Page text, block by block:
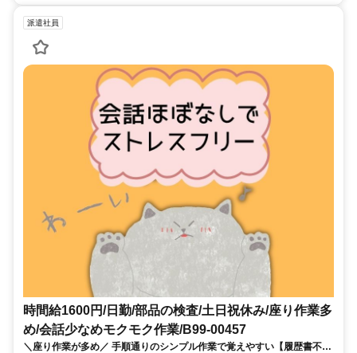
派遣社員
時間給1600円/日勤/部品の検査/土日祝休み/座り作業多
め/会話少なめモクモク作業/B99-00457
＼座り作業が多め／ 手順通りのシンプル作業で覚えやすい【履歴書不